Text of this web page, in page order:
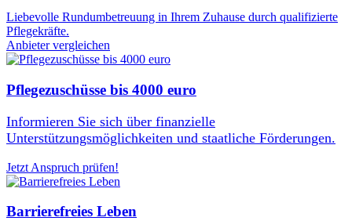
Liebevolle Rundumbetreuung in Ihrem Zuhause durch qualifizierte
Pflegekräfte.
Anbieter vergleichen
Pflegezuschüsse bis 4000 euro
Informieren Sie sich über finanzielle
Unterstützungsmöglichkeiten und staatliche Förderungen.
Jetzt Anspruch prüfen!
Barrierefreies Leben